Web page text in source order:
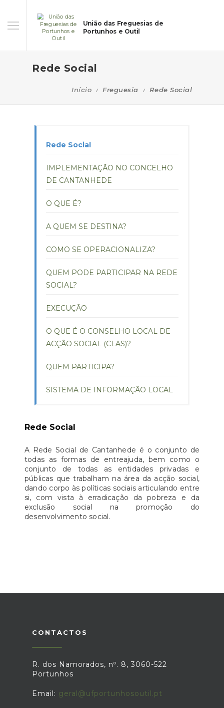
União das Freguesias de
Portunhos e Outil
Rede Social
Início Freguesia Rede Social
Rede Social
IMPLEMENTAÇÃO NO CONCELHO
DE CANTANHEDE
O QUE É?
A QUEM SE DESTINA?
COMO SE OPERACIONALIZA?
QUEM PODE PARTICIPAR NA REDE
SOCIAL?
EXECUÇÃO
O QUE É O CONSELHO LOCAL DE
ACÇÃO SOCIAL (CLAS)?
QUEM PARTICIPA?
SISTEMA DE INFORMAÇÃO LOCAL
Rede Social
A Rede Social de Cantanhede é o conjunto de
todas as formas de entreajuda, bem como o
conjunto de todas as entidades privadas e
públicas que trabalham na área da acção social,
dando corpo às políticas sociais articulando entre
si, com vista à erradicação da pobreza e da
exclusão social na promoção do
desenvolvimento social.
CONTACTOS
R. dos Namorados, nº. 8, 3060-522
Portunhos
Email: geral@ufportunhosoutil.pt